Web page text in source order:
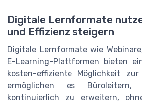
Digitale Lernformate
und Effizienz steigern
Digitale Lernformate wie
E-Learning-Plattformen bieten
kosten-effiziente Möglichkeit zur
ermöglichen es Büroleitern,
kontinuierlich zu erweitern,